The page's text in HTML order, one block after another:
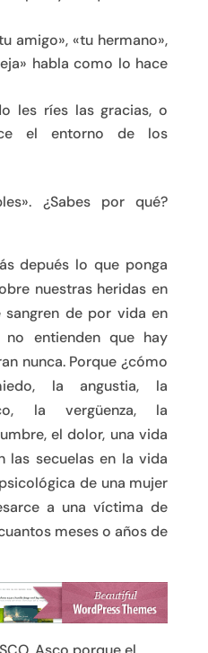
amigo», «tu hermano»,
habla como lo hace
les ríes las gracias, o
el entorno de los
¿Sabes por qué?
depués lo que ponga
nuestras heridas en
de por vida en
no entienden que hay
nunca. Porque ¿cómo
la angustia, la
la vergüenza, la
el dolor, una vida
las secuelas en la vida
de una mujer
a una víctima de
meses o años de